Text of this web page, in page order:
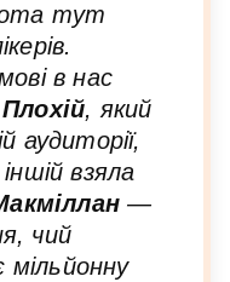
тут
в нас
, який
аудиторії,
взяла
—
чий